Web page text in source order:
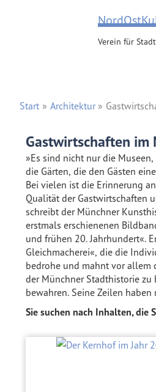
Verein für
Start Architektur
Gastwirtschaften im
»Es sind nicht nur die
die Gärten, die den Gästen
Bei vielen ist die Erinnerung
Qualität der Gastwirtschaften
schreibt der Münchner
erstmals erschienenen
und frühen 20. Jahrhundert«.
Gleichmacherei«, die die
bedrohe und mahnt vor allem
der Münchner Stadthistorie
bewahren. Seine Zeilen
Sie suchen nach Inhalten, die